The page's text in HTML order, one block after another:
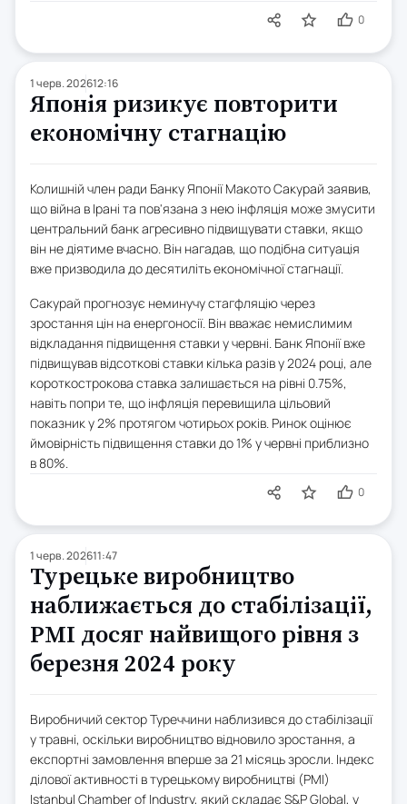
0
1 черв. 202612:16
Японія ризикує повторити
економічну стагнацію
Колишній член ради Банку Японії Макото Сакурай заявив,
що війна в Ірані та пов'язана з нею інфляція може змусити
центральний банк агресивно підвищувати ставки, якщо
він не діятиме вчасно. Він нагадав, що подібна ситуація
вже призводила до десятиліть економічної стагнації.
Сакурай прогнозує неминучу стагфляцію через
зростання цін на енергоносії. Він вважає немислимим
відкладання підвищення ставки у червні. Банк Японії вже
підвищував відсоткові ставки кілька разів у 2024 році, але
короткострокова ставка залишається на рівні 0.75%,
навіть попри те, що інфляція перевищила цільовий
показник у 2% протягом чотирьох років. Ринок оцінює
ймовірність підвищення ставки до 1% у червні приблизно
в 80%.
0
1 черв. 202611:47
Турецьке виробництво
наближається до стабілізації,
PMI досяг найвищого рівня з
березня 2024 року
Виробничий сектор Туреччини наблизився до стабілізації
у травні, оскільки виробництво відновило зростання, а
експортні замовлення вперше за 21 місяць зросли. Індекс
ділової активності в турецькому виробництві (PMI)
Istanbul Chamber of Industry, який складає S&P Global, у